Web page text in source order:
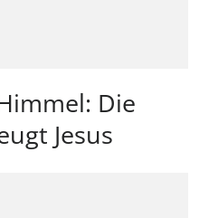
Die
Jesus